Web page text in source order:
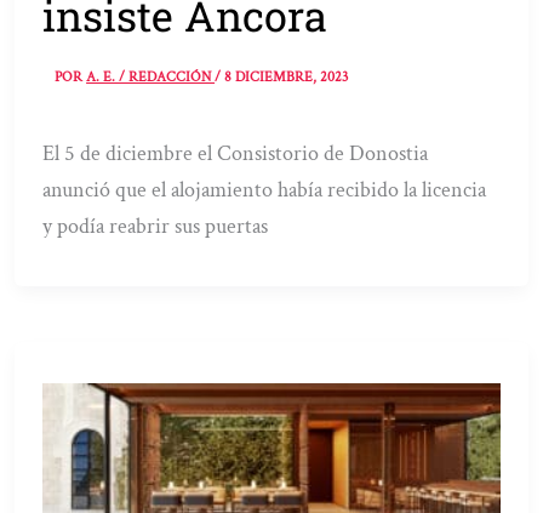
insiste Áncora
PORA. E. / REDACCIÓN/8 DICIEMBRE, 2023
El 5 de diciembre el Consistorio de Donostia
anunció que el alojamiento había recibido la licencia
y podía reabrir sus puertas